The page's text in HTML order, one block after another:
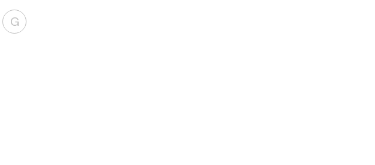
G